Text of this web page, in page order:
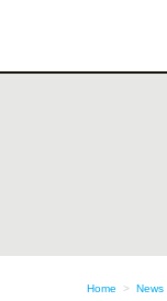
Home > News